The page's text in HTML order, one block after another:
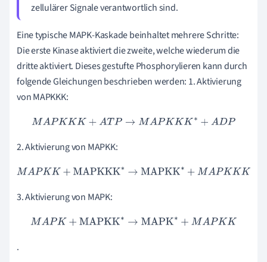
zellulärer Signale verantwortlich sind.
Eine typische MAPK-Kaskade beinhaltet mehrere Schritte:
Die erste Kinase aktiviert die zweite, welche wiederum die
dritte aktiviert. Dieses gestufte Phosphorylieren kann durch
folgende Gleichungen beschrieben werden: 1. Aktivierung
von MAPKKK:
MAPKKK+ATP→MAPKKK∗+ADP
2. Aktivierung von MAPKK:
MAPKK+MAPKKK∗→MAPKK∗+MAPKKK
3. Aktivierung von MAPK:
MAPK+MAPKK∗→MAPK∗+M AP KK
.